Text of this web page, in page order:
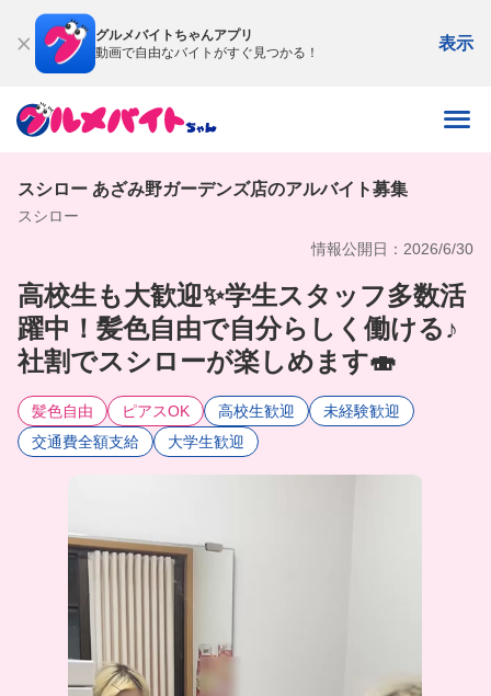
グルメバイトちゃんアプリ
動画で自由なバイトがすぐ見つかる！
表示
スシロー あざみ野ガーデンズ店のアルバイト募集
スシロー
情報公開日：2026/6/30
高校生も大歓迎✨学生スタッフ多数活
躍中！髪色自由で自分らしく働ける♪
社割でスシローが楽しめます🍣
髪色自由 ピアスOK 高校生歓迎
未経験歓迎
交通費全額支給
大学生歓迎